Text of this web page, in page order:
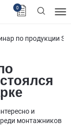
0
по продукции
и
монтажников